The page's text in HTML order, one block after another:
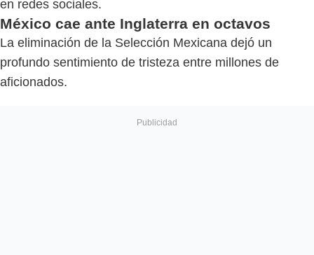
en redes sociales.
México cae ante Inglaterra en octavos
La eliminación de la Selección Mexicana dejó un
profundo sentimiento de tristeza entre millones de
aficionados.